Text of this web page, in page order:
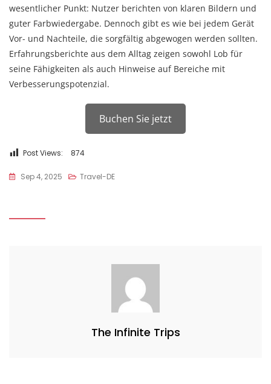
wesentlicher Punkt: Nutzer berichten von klaren Bildern und
guter Farbwiedergabe. Dennoch gibt es wie bei jedem Gerät
Vor- und Nachteile, die sorgfältig abgewogen werden sollten.
Erfahrungsberichte aus dem Alltag zeigen sowohl Lob für
seine Fähigkeiten als auch Hinweise auf Bereiche mit
Verbesserungspotenzial.
Buchen Sie jetzt
Post Views: 874
Sep 4, 2025 Travel-DE
The Infinite Trips